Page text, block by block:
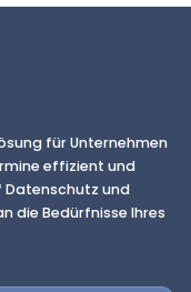
für Unternehmen
effizient und
Datenschutz und
die Bedürfnisse Ihres